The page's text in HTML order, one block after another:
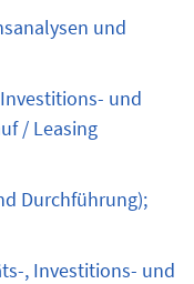
und
und
/ Leasing
Durchführung);
, Investitions- und